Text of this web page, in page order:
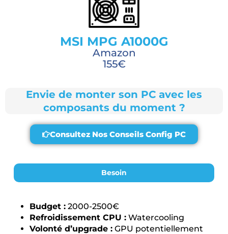
MSI MPG A1000G
Amazon
155€
Envie de monter son PC avec les
composants du moment ?
Consultez Nos Conseils Config PC
Besoin
Budget : 2000-2500€
Refroidissement CPU : Watercooling
Volonté d’upgrade : GPU potentiellement